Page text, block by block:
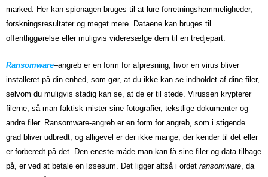
marked. Her kan spionagen bruges til at lure forretningshemmeligheder,
forskningsresultater og meget mere. Dataene kan bruges til
offentliggørelse eller muligvis videresælge dem til en tredjepart.
Ransomware–angreb er en form for afpresning, hvor en virus bliver
installeret på din enhed, som gør, at du ikke kan se indholdet af dine filer,
selvom du muligvis stadig kan se, at de er til stede. Virussen krypterer
filerne, så man faktisk mister sine fotografier, tekstlige dokumenter og
andre filer. Ransomware-angreb er en form for angreb, som i stigende
grad bliver udbredt, og alligevel er der ikke mange, der kender til det eller
er forberedt på det. Den eneste måde man kan få sine filer og data tilbage
på, er ved at betale en løsesum. Det ligger altså i ordet ransomware , da